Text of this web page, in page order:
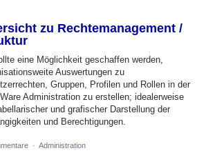
zu Rechtemanagement /
eine Möglichkeit geschaffen werden,
Auswertungen zu
Gruppen, Profilen und Rollen in der
Administration zu erstellen; idealerweise
und grafischer Darstellung der
und Berechtigungen.
· Administration